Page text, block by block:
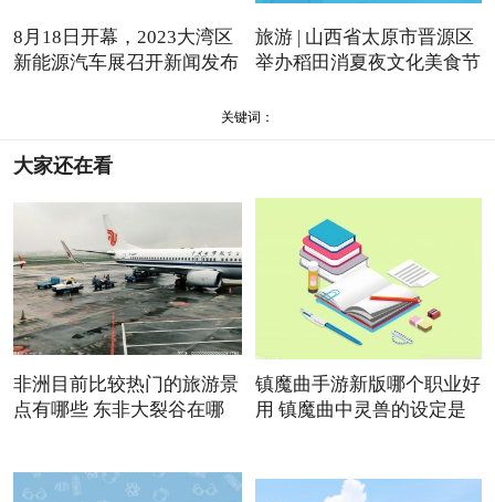
8月18日开幕，2023大湾区
新能源汽车展召开新闻发布
旅游 | 山西省太原市晋源区
举办稻田消夏夜文化美食节
关键词：
大家还在看
非洲目前比较热门的旅游景
点有哪些 东非大裂谷在哪
镇魔曲手游新版哪个职业好
用 镇魔曲中灵兽的设定是